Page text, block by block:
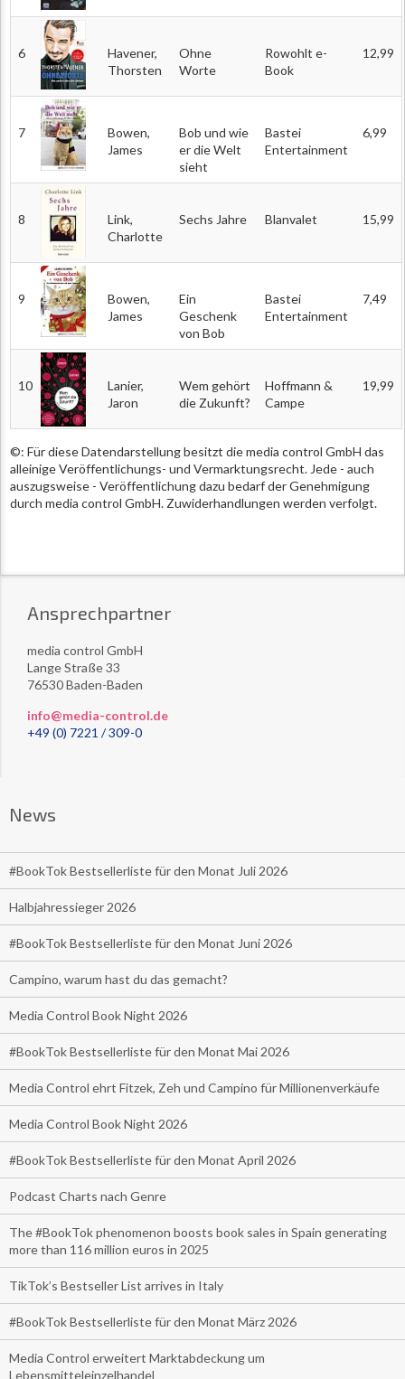
6
Havener,
Thorsten
Ohne
Worte
Rowohlt e-
Book
12,99
7
Bowen,
James
Bob und wie
er die Welt
sieht
Bastei
Entertainment
6,99
8
Link,
Charlotte
Sechs Jahre Blanvalet 15,99
9
Bowen,
James
Ein
Geschenk
von Bob
Bastei
Entertainment
7,49
10
Lanier,
Jaron
Wem gehört
die Zukunft?
Hoffmann &
Campe
19,99
©: Für diese Datendarstellung besitzt die media control GmbH das
alleinige Veröffentlichungs- und Vermarktungsrecht. Jede - auch
auszugsweise - Veröffentlichung dazu bedarf der Genehmigung
durch media control GmbH. Zuwiderhandlungen werden verfolgt.
Ansprechpartner
media control GmbH
Lange Straße 33
76530 Baden-Baden
info@media-control.de
+49 (0) 7221 / 309-0
News
#BookTok Bestsellerliste für den Monat Juli 2026
Halbjahressieger 2026
#BookTok Bestsellerliste für den Monat Juni 2026
Campino, warum hast du das gemacht?
Media Control Book Night 2026
#BookTok Bestsellerliste für den Monat Mai 2026
Media Control ehrt Fitzek, Zeh und Campino für Millionenverkäufe
Media Control Book Night 2026
#BookTok Bestsellerliste für den Monat April 2026
Podcast Charts nach Genre
The #BookTok phenomenon boosts book sales in Spain generating
more than 116 million euros in 2025
TikTok’s Bestseller List arrives in Italy
#BookTok Bestsellerliste für den Monat März 2026
Media Control erweitert Marktabdeckung um
Lebensmitteleinzelhandel